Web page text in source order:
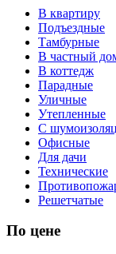
В квартиру
Подъездные
Тамбурные
В частный
В коттедж
Парадные
Уличные
Утепленные
С
Офисные
Для дачи
Технические
Решетчатые
По цене